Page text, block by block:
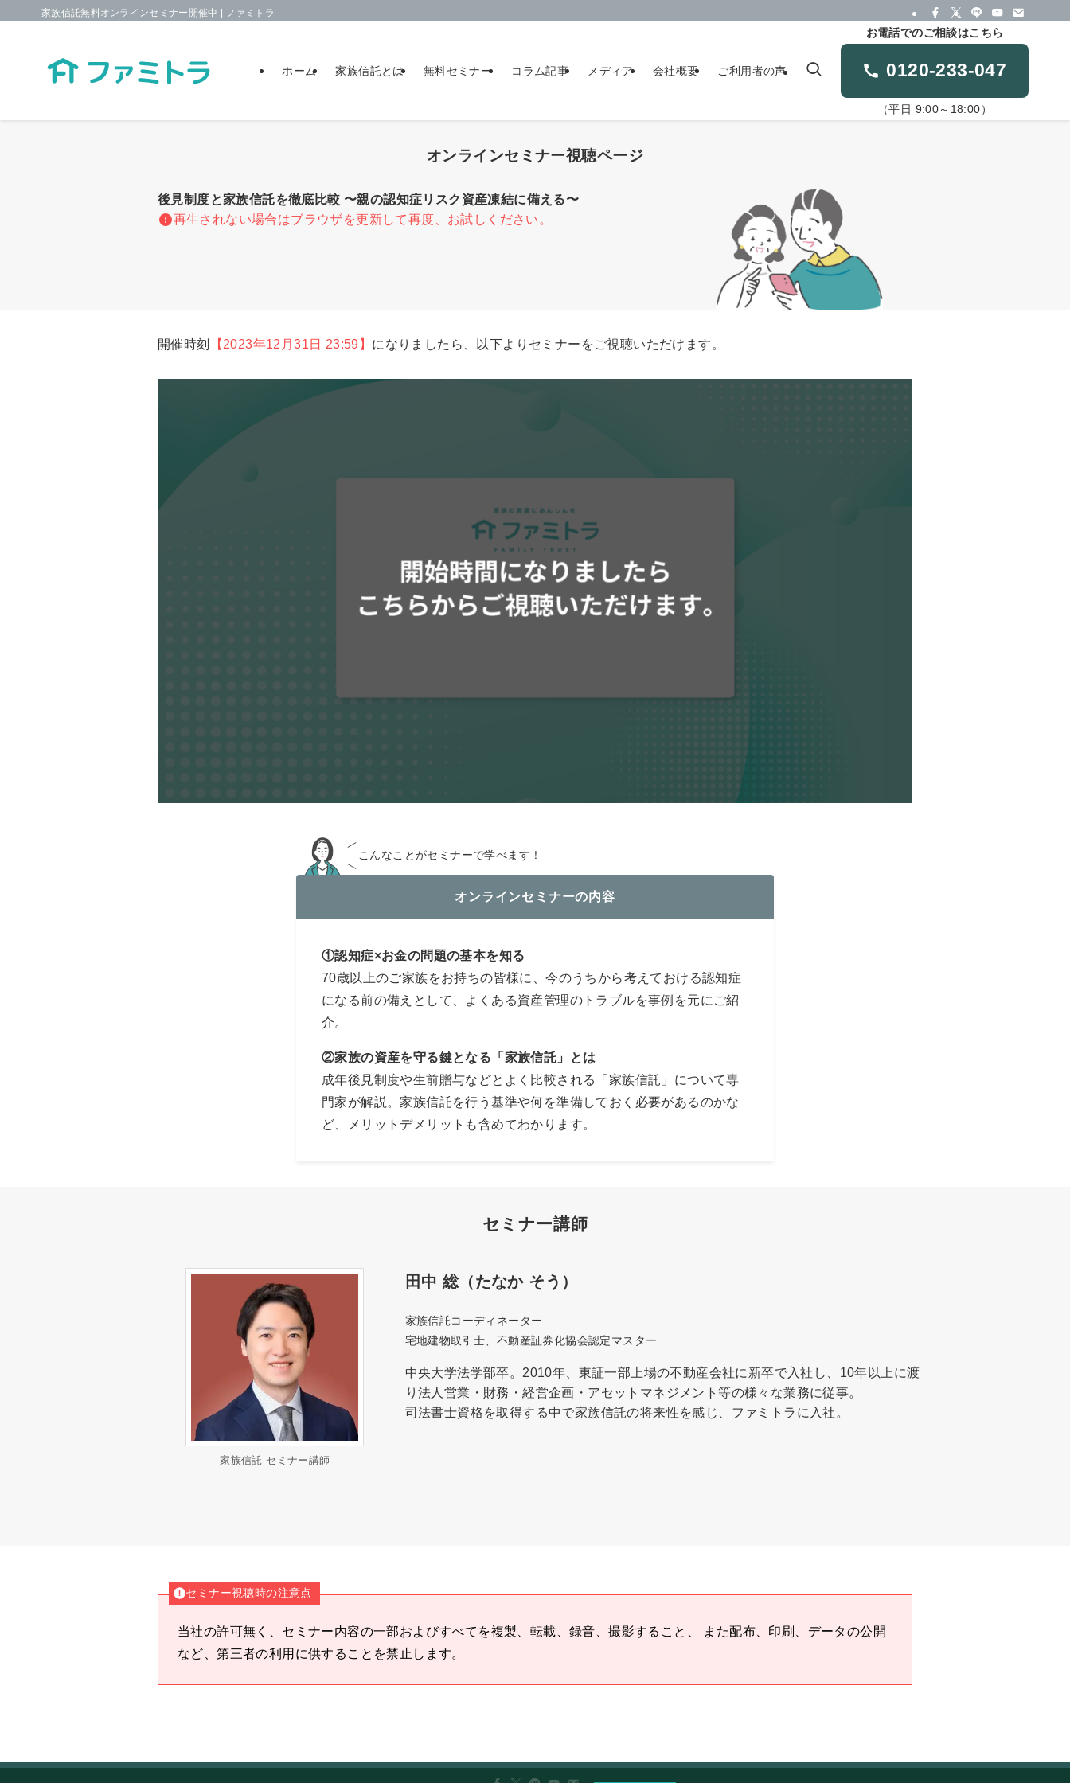
家族信託無料オンラインセミナー開催中 | ファミトラ
ホーム 家族信託とは 無料セミナー コラム記事 メディア 会社概要 ご利用者の声
お電話でのご相談はこちら
0120-233-047
（平日 9:00～18:00）
オンラインセミナー視聴ページ
後見制度と家族信託を徹底比較 〜親の認知症リスク資産凍結に備える〜
再生されない場合はブラウザを更新して再度、お試しください。
開催時刻 【2023年12月31日 23:59】 になりましたら、以下よりセミナーをご視聴いただけます。
こんなことがセミナーで学べます！
オンラインセミナーの内容
①認知症×お金の問題の基本を知る
70歳以上のご家族をお持ちの皆様に、今のうちから考えておける認知症
になる前の備えとして、よくある資産管理のトラブルを事例を元にご紹
介。
②家族の資産を守る鍵となる「家族信託」とは
成年後見制度や生前贈与などとよく比較される「家族信託」について専
門家が解説。家族信託を行う基準や何を準備しておく必要があるのかな
ど、メリットデメリットも含めてわかります。
セミナー講師
家族信託 セミナー講師
田中 総（たなか そう）
家族信託コーディネーター
宅地建物取引士、不動産証券化協会認定マスター
中央大学法学部卒。2010年、東証一部上場の不動産会社に新卒で入社し、10年以上に渡
り法人営業・財務・経営企画・アセットマネジメント等の様々な業務に従事。
司法書士資格を取得する中で家族信託の将来性を感じ、ファミトラに入社。
セミナー視聴時の注意点
当社の許可無く、セミナー内容の一部およびすべてを複製、転載、録音、撮影すること、 また配布、印刷、データの公開
など、第三者の利用に供することを禁止します。